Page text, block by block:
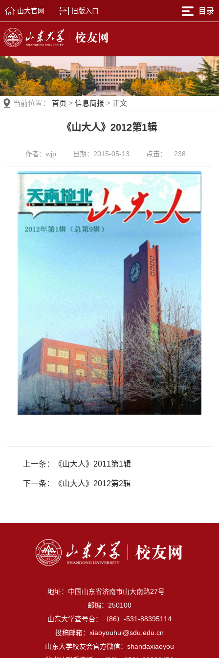
山大官网 旧版入口 目录
当前位置： 首页 > 信息简报 > 正文
《山大人》2012第1辑
作者：wjp 日期：2015-05-13 点击： 238
上一条： 《山大人》2011第1辑
下一条： 《山大人》2012第2辑
地址：中国山东省济南市山大南路27号
邮编：250100
山东大学查号台：（86）-531-88395114
投稿邮箱：xiaoyouhui@sdu.edu.cn
山东大学校友会官方微信：shandaxiaoyou